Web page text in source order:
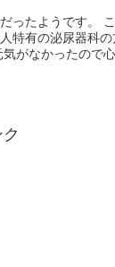
ったようです。
特有の泌尿器科
がなかったので心